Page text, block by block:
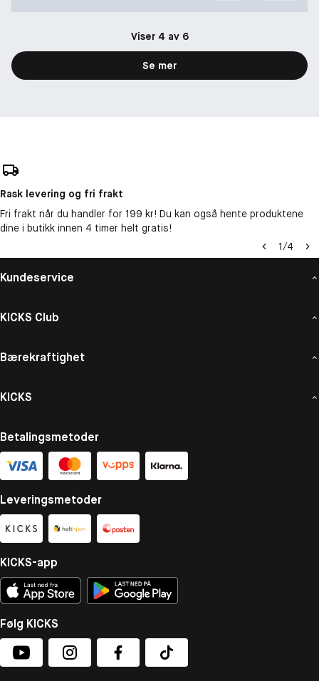
Viser 4 av 6
Se mer
Rask levering og fri frakt
Fri frakt når du handler for 199 kr! Du kan også hente produktene
dine i butikk innen 4 timer helt gratis!
1/4
Kundeservice
KICKS Club
Bærekraftighet
KICKS
Betalingsmetoder
Leveringsmetoder
KICKS-app
Følg KICKS